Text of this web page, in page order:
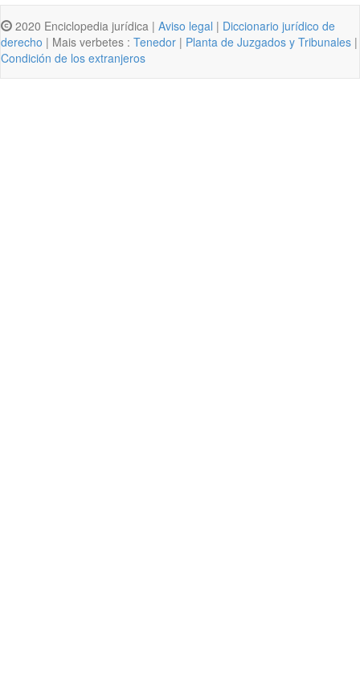
2020 Enciclopedia jurídica | Aviso legal | Diccionario jurídico de
derecho | Mais verbetes : Tenedor | Planta de Juzgados y Tribunales |
Condición de los extranjeros